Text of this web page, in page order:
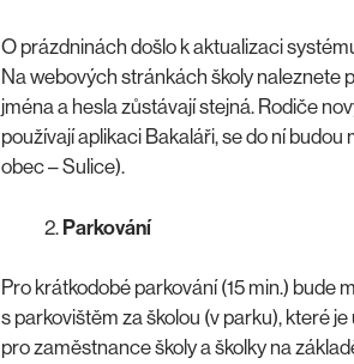
O prázdninách došlo k aktualizaci
Na webových stránkách školy naleznete
jména a hesla zůstávají stejná. Rodiče
používají aplikaci Bakaláři, se do ní
obec – Sulice).
Parkování
Pro krátkodobé parkování (15 min.) bude
s parkovištěm za školou (v parku), které
pro zaměstnance školy a školky na